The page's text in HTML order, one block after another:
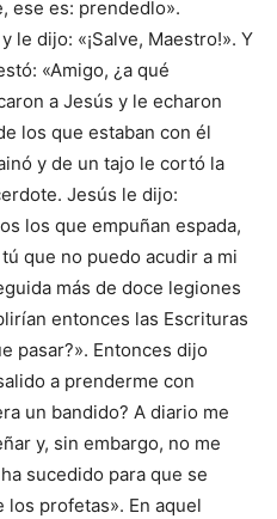
ese es: prendedlo».
le dijo: «¡Salve, Maestro!». Y
«Amigo, ¿a qué
a Jesús y le echaron
los que estaban con él
y de un tajo le cortó la
Jesús le dijo:
los que empuñan espada,
que no puedo acudir a mi
más de doce legiones
entonces las Escrituras
pasar?». Entonces dijo
a prenderme con
un bandido? A diario me
y, sin embargo, no me
sucedido para que se
profetas». En aquel